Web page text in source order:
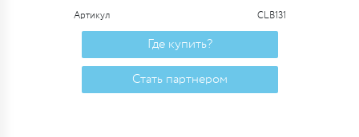
Артикул CLB131
Где купить?
Стать партнером